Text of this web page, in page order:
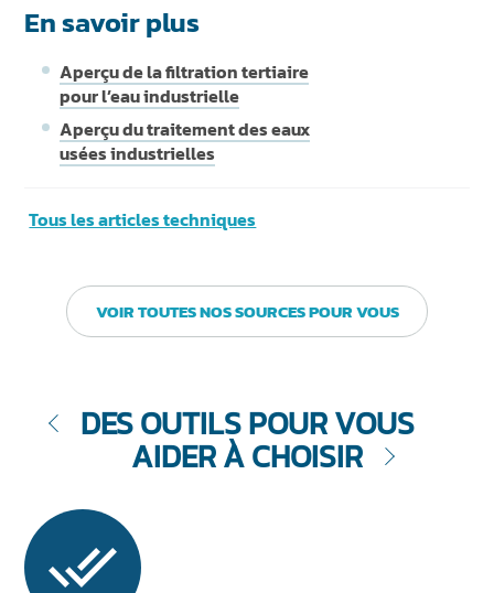
En savoir plus
Aperçu de la filtration tertiaire
pour l’eau industrielle
Aperçu du traitement des eaux
usées industrielles
Tous les articles techniques
VOIR TOUTES NOS SOURCES POUR VOUS
DES OUTILS POUR VOUS
AIDER À CHOISIR